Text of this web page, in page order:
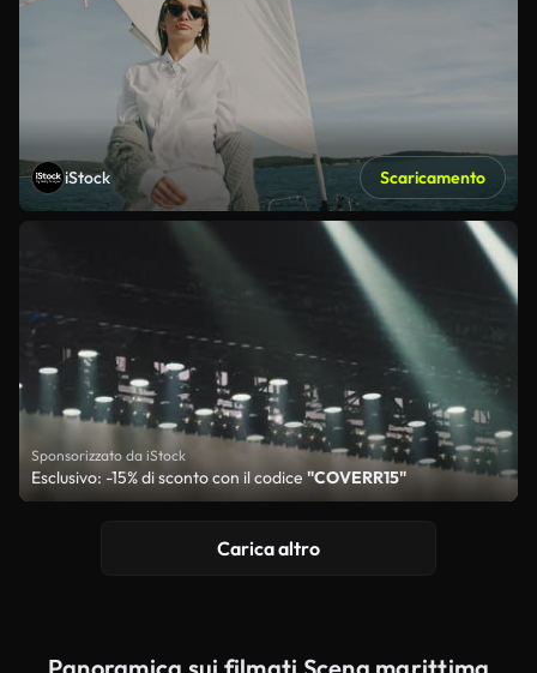
iStock Scaricamento
Sponsorizzato da iStock
Esclusivo: -15% di sconto con il codice "COVERR15"
Carica altro